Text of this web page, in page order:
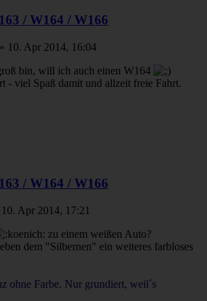
/ W164 / W166
» 10. Apr 2014, 16:04
bin, will ich auch einen W164
- viel Spaß damit und allzeit freie Fahrt.
/ W164 / W166
10. Apr 2014, 17:21
zu einem weißen Auto?
dem "Silbernen" ein weiteres farbloses
ohne Farbe. Nur grundiert, weil´s